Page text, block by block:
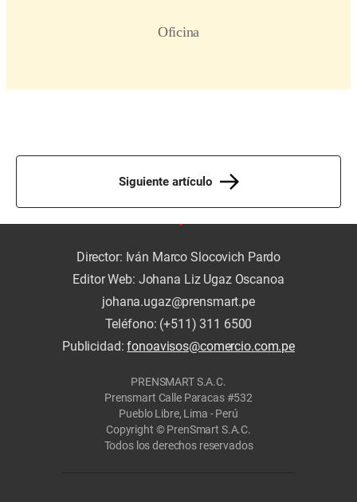
Siguiente artículo
Director: Iván Marco Slocovich Pardo
Editor Web: Johana Liz Ugaz Oscanoa
johana.ugaz@prensmart.pe
Teléfono: (+511) 311 6500
Publicidad:fonoavisos@comercio.com.pe
PRENSMART S.A.C.
Prensmart Calle Paracas #532
Pueblo Libre, Lima - Perú
Copyright © PrenSmart S.A.C.
Todos los derechos reservados